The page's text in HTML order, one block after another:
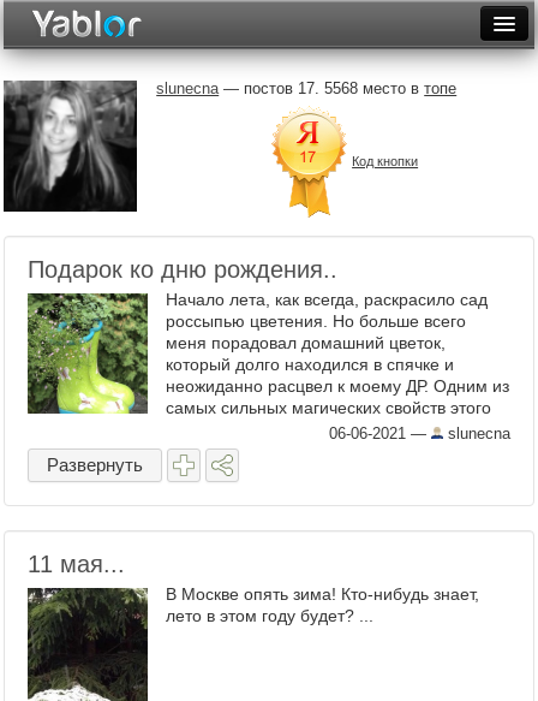
Неделя
Месяц
Архив
Фототоп
Видеотоп
slunecna— постов 17. 5568 место втопе
Код кнопки
Подарок ко дню рождения..
Начало лета, как всегда, раскрасило сад
россыпью цветения. Но больше всего
меня порадовал домашний цветок,
который долго находился в спячке и
неожиданно расцвел к моему ДР. Одним из
самых сильных магических свойств этого
цветка является его способность
исполнять желания.. ...
06-06-2021 — slunecna
Развернуть
11 мая...
В Москве опять зима! Кто-нибудь знает,
лето в этом году будет? ...